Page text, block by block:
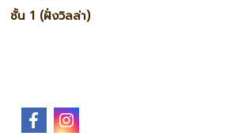
ชั้น 1 (ฝั่งวิลล่า)